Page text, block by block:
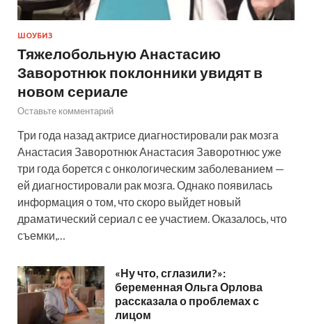
ШОУБИЗ
Тяжелобольную Анастасию
Заворотнюк поклонники увидят в
новом сериале
Оставьте комментарий
Три года назад актрисе диагностировали рак мозга
Анастасия Заворотнюк Анастасия Заворотнюс уже
три года борется с онкологическим заболеванием —
ей диагностировали рак мозга. Однако появилась
информация о том, что скоро выйдет новый
драматический сериал с ее участием. Оказалось, что
съемки,…
«Ну что, сглазили?»:
беременная Ольга Орлова
рассказала о проблемах с
лицом